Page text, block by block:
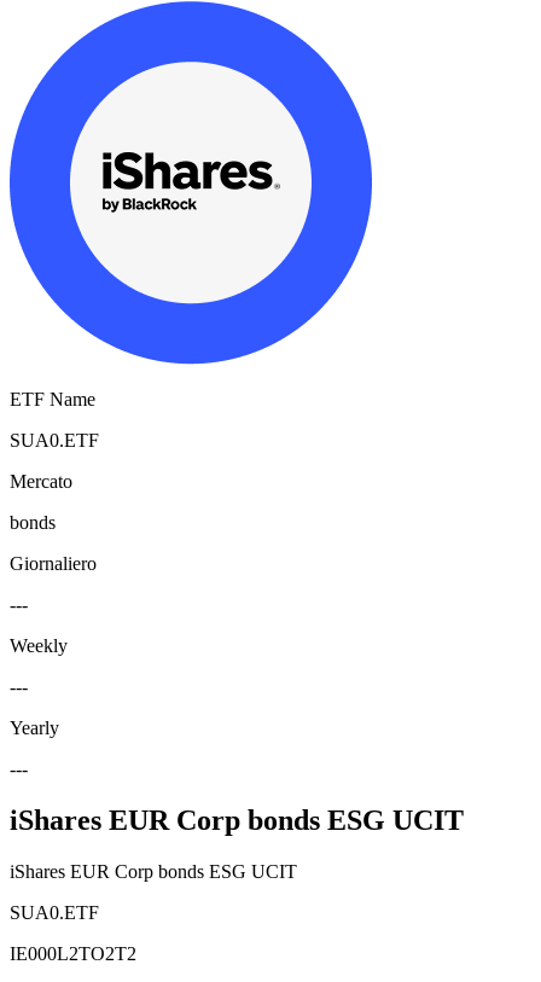
ETF Name
SUA0.ETF
Mercato
bonds
Giornaliero
---
Weekly
---
Yearly
---
iShares EUR Corp bonds ESG UCIT
iShares EUR Corp bonds ESG UCIT
SUA0.ETF
IE000L2TO2T2